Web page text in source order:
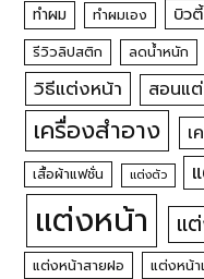
ทำผม ทำผมเอง บิวตี้
รีวิวลิปสติก ลดน้ำหนัก
วิธีแต่งหน้า
สอนแ
เครื่องสำอาง เ
เสื้อผ้าแฟชั่น แต่งตัว
แต่งหน้า แ
แต่งหน้าสายฝอ แต่งหน้า